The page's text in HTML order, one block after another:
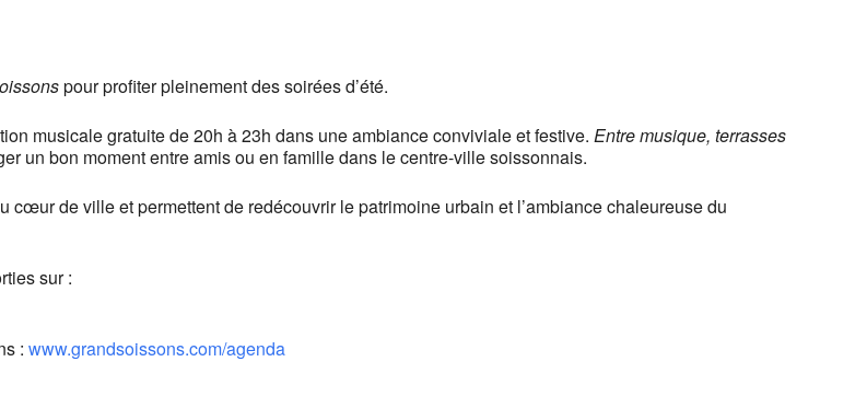
pour profiter pleinement des soirées d’été.
musicale gratuite de 20h à 23h dans une ambiance conviviale et festive. Entre musique, terrasses
un bon moment entre amis ou en famille dans le centre-ville soissonnais.
cœur de ville et permettent de redécouvrir le patrimoine urbain et l’ambiance chaleureuse du
sur :
: www.grandsoissons.com/agenda